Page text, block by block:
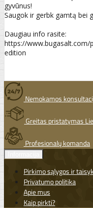
gyvūnus!
Saugok ir gerbk gamtą bei
Daugiau info rasite:
https://www.bugasalt.com/
edition
Nemokamos
Greitas pristatymas
Profesionalų komanda
Pirkimo sąlygos ir
Privatumo politika
Apie mus
Kaip pirkti?